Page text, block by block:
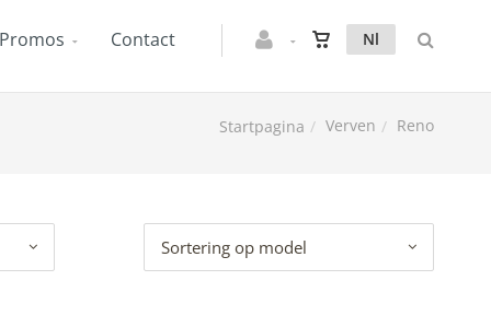
Nl
Promos Contact
Startpagina Verven Reno
Sortering op model